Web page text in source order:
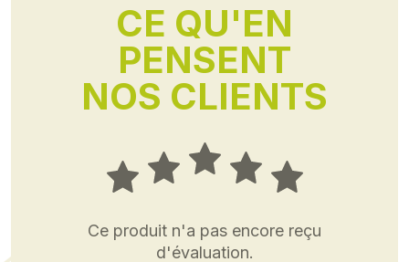
CE QU'EN
PENSENT
NOS CLIENTS
Ce produit n'a pas encore reçu
d'évaluation.